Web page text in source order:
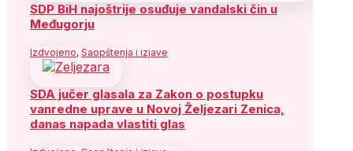
SDP BiH najoštrije osuđuje vandalski čin u
Međugorju
Izdvojeno, Saopštenja i izjave
SDA jučer glasala za Zakon o postupku
vanredne uprave u Novoj Željezari Zenica,
danas napada vlastiti glas